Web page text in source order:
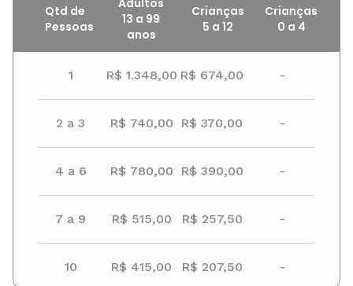
Qtd de
Pessoas
Adultos
13 a 99
anos
Crianças
5 a 12
Crianças
0 a 4
1 R$ 1.348,00 R$ 674,00 -
2 a 3 R$ 740,00 R$ 370,00 -
4 a 6 R$ 780,00 R$ 390,00 -
7 a 9 R$ 515,00 R$ 257,50 -
10 R$ 415,00 R$ 207,50 -